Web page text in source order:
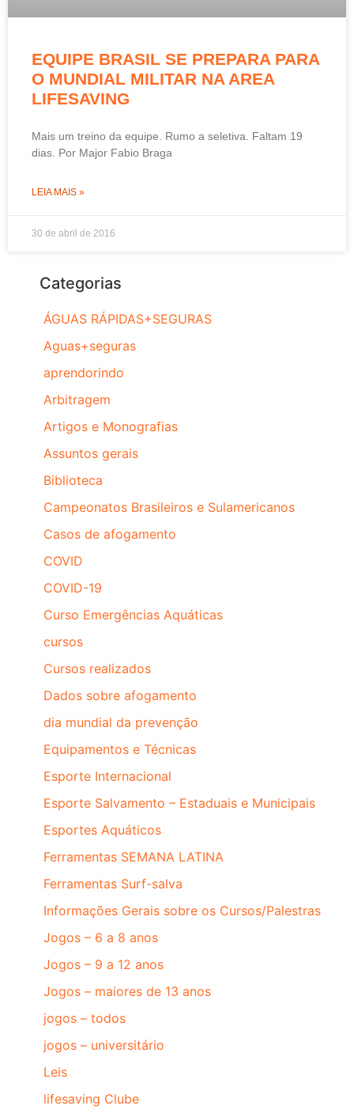
EQUIPE BRASIL SE PREPARA PARA
O MUNDIAL MILITAR NA AREA
LIFESAVING
Mais um treino da equipe. Rumo a seletiva. Faltam 19
dias. Por Major Fabio Braga
LEIA MAIS »
30 de abril de 2016
Categorias
ÁGUAS RÁPIDAS+SEGURAS
Aguas+seguras
aprendorindo
Arbitragem
Artigos e Monografias
Assuntos gerais
Biblioteca
Campeonatos Brasileiros e Sulamericanos
Casos de afogamento
COVID
COVID-19
Curso Emergências Aquáticas
cursos
Cursos realizados
Dados sobre afogamento
dia mundial da prevenção
Equipamentos e Técnicas
Esporte Internacional
Esporte Salvamento – Estaduais e Municipais
Esportes Aquáticos
Ferramentas SEMANA LATINA
Ferramentas Surf-salva
Informações Gerais sobre os Cursos/Palestras
Jogos – 6 a 8 anos
Jogos – 9 a 12 anos
Jogos – maiores de 13 anos
jogos – todos
jogos – universitário
Leis
lifesaving Clube